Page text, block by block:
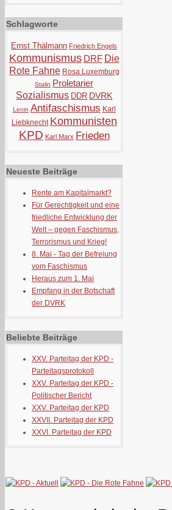
Schlagworte
Ernst Thälmann Friedrich Engels
Kommunismus DRF Die
Rote Fahne Rosa Luxemburg
Stalin Proletarier
Sozialismus DDR DVRK
Lenin Antifaschismus Karl
Liebknecht Kommunisten
KPD Karl Marx Frieden
Neueste Beiträge
Rente am Kapitalmarkt?
Für Gerechtigkeit und eine
friedliche Entwicklung der
Welt – gegen Faschismus,
Terrorismus und Krieg!
8. Mai - Tag der Befreiung
vom Faschismus
Heraus zum 1. Mai
Empfang in der Botschaft
der DVRK
Beliebte Beiträge
XXV. Parteitag der KPD -
Parteitagsprotokoll
XXV. Parteitag der KPD -
Politischer Bericht
XXV. Parteitag der KPD
XXVII. Parteitag der KPD
XXVI. Parteitag der KPD